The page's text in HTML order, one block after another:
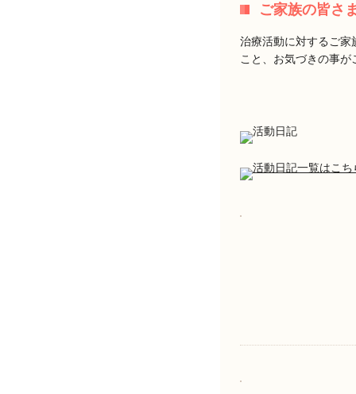
ご家族の皆さ
治療活動に対するご家
こと、お気づきの事